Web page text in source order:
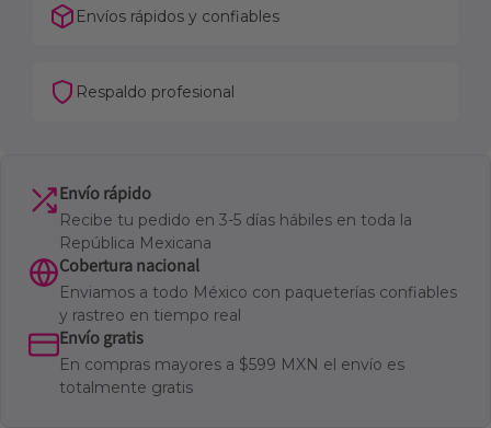
Envíos rápidos y confiables
Respaldo profesional
Envío rápido
Recibe tu pedido en 3-5 días hábiles en toda la
República Mexicana
Cobertura nacional
Enviamos a todo México con paqueterías confiables
y rastreo en tiempo real
Envío gratis
En compras mayores a $599 MXN el envío es
totalmente gratis